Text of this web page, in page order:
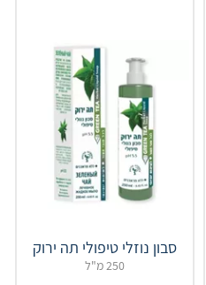
סבון נוזלי טיפולי תה ירוק
250 מ"ל